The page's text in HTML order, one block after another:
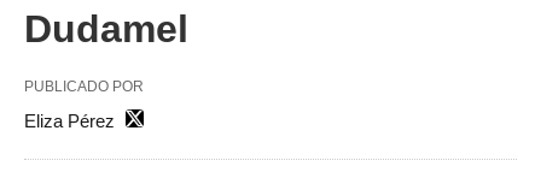
Dudamel
PUBLICADO POR
Eliza Pérez